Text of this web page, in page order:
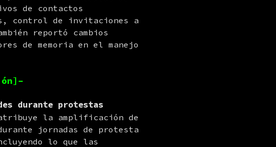
de contactos
control de invitaciones a
reportó cambios
de memoria en el manejo
durante protestas
la amplificación de
jornadas de protesta
lo que las